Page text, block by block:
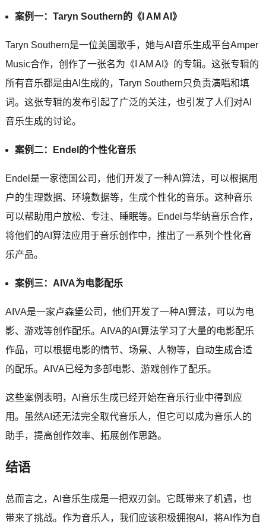
案例一：Taryn Southern的《I AM AI》
Taryn Southern是一位美国歌手，她与AI音乐生成平台Amper
Music合作，创作了一张名为《I AM AI》的专辑。这张专辑的
所有音乐都是由AI生成的，Taryn Southern只负责演唱和填
词。这张专辑的发布引起了广泛的关注，也引发了人们对AI
音乐生成的讨论。
案例二：Endel的个性化音乐
Endel是一家德国公司，他们开发了一种AI算法，可以根据用
户的生理数据、环境数据等，生成个性化的音乐。这种音乐
可以帮助用户放松、专注、睡眠等。Endel与华纳音乐合作，
将他们的AI算法应用于音乐创作中，推出了一系列个性化音
乐产品。
案例三：AIVA为电影配乐
AIVA是一家卢森堡公司，他们开发了一种AI算法，可以为电
影、游戏等创作配乐。AIVA的AI算法学习了大量的电影配乐
作品，可以根据电影的情节、场景、人物等，自动生成合适
的配乐。AIVA已经为多部电影、游戏创作了配乐。
这些案例表明，AI音乐生成已经开始在音乐行业中得到应
用。虽然AI还无法完全取代音乐人，但它可以成为音乐人的
助手，提高创作效率、拓展创作思路。
结语
总而言之，AI音乐生成是一把双刃剑。它既带来了机遇，也
带来了挑战。作为音乐人，我们应该积极拥抱AI，将AI作为自